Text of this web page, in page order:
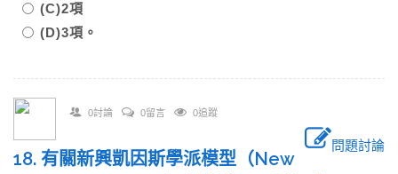
(C)2項
(D)3項。
0討論 0留言 0追蹤
問題討論
18. 有關新興凱因斯學派模型（New